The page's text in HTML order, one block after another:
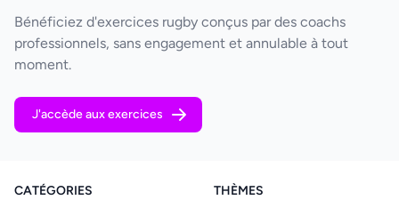
Bénéficiez d'exercices rugby conçus par des coachs
professionnels, sans engagement et annulable à tout
moment.
J'accède aux exercices
CATÉGORIES THÈMES